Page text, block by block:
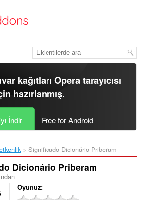
kağıtlarıOpera tarayıcısı
hazırlanmış.
İndir Free for Android
Significado Dicionário Priberam‎
Dicionário Priberam
Oyunuz